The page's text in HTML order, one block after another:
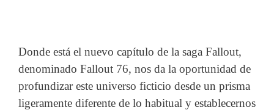
Donde está el nuevo capítulo de la saga Fallout,
denominado Fallout 76, nos da la oportunidad de
profundizar este universo ficticio desde un prisma
ligeramente diferente de lo habitual y establecernos